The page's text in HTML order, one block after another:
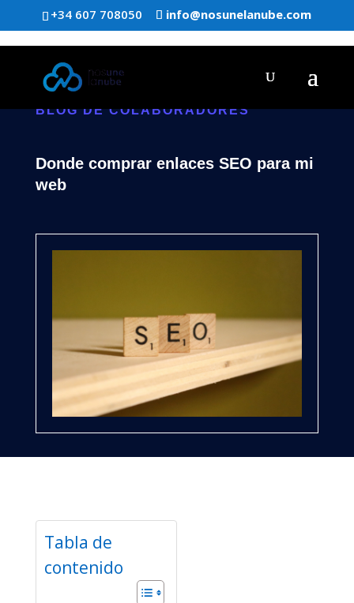
+34 607 708050 info@nosunelanube.com
BLOG DE COLABORADORES
Donde comprar enlaces SEO para mi
web
Tabla de
contenido